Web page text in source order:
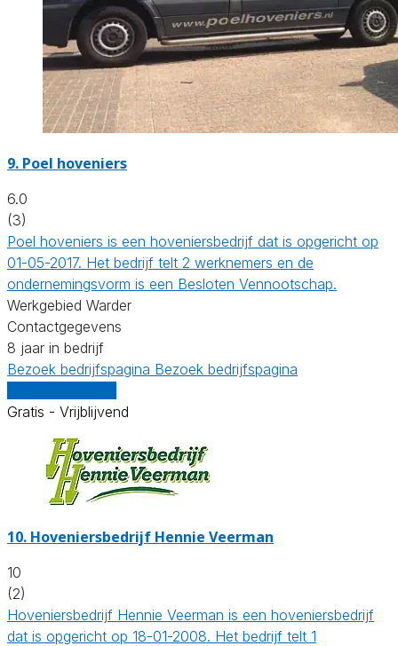
9. Poel hoveniers
6.0
(3)
Poel hoveniers is een hoveniersbedrijf dat is opgericht op
01-05-2017. Het bedrijf telt 2 werknemers en de
ondernemingsvorm is een Besloten Vennootschap.
Werkgebied Warder
Contactgegevens
8 jaar in bedrijf
Bezoek bedrijfspagina Bezoek bedrijfspagina
Gratis - Vrijblijvend
10. Hoveniersbedrijf Hennie Veerman
10
(2)
Hoveniersbedrijf Hennie Veerman is een hoveniersbedrijf
dat is opgericht op 18-01-2008. Het bedrijf telt 1